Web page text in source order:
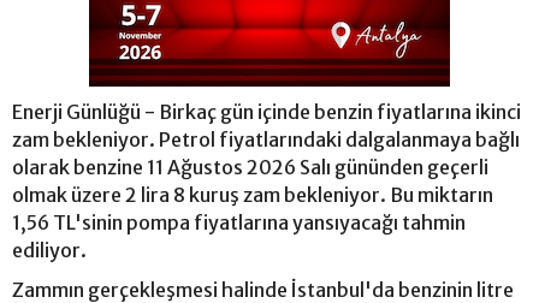
Enerji Günlüğü - Birkaç gün içinde benzin fiyatlarına ikinci
zam bekleniyor. Petrol fiyatlarındaki dalgalanmaya bağlı
olarak benzine 11 Ağustos 2026 Salı gününden geçerli
olmak üzere 2 lira 8 kuruş zam bekleniyor. Bu miktarın
1,56 TL'sinin pompa fiyatlarına yansıyacağı tahmin
ediliyor.
Zammın gerçekleşmesi halinde İstanbul'da benzinin litre